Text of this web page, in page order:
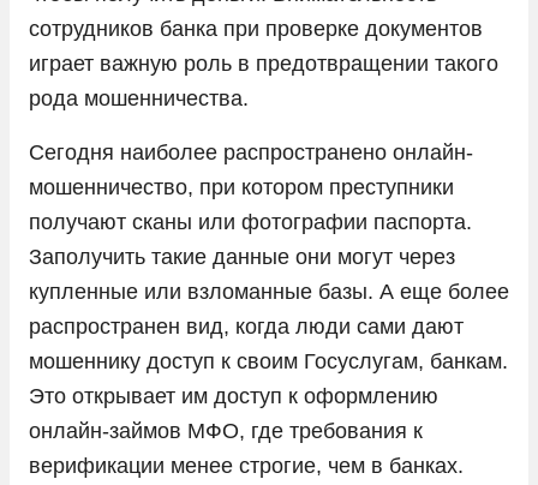
сотрудников банка при проверке документов
играет важную роль в предотвращении такого
рода мошенничества.
Сегодня наиболее распространено онлайн-
мошенничество, при котором преступники
получают сканы или фотографии паспорта.
Заполучить такие данные они могут через
купленные или взломанные базы. А еще более
распространен вид, когда люди сами дают
мошеннику доступ к своим Госуслугам, банкам.
Это открывает им доступ к оформлению
онлайн-займов МФО, где требования к
верификации менее строгие, чем в банках.